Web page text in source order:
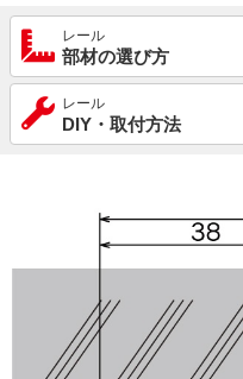
レール
部材の選び方
レール
DIY・取付方法